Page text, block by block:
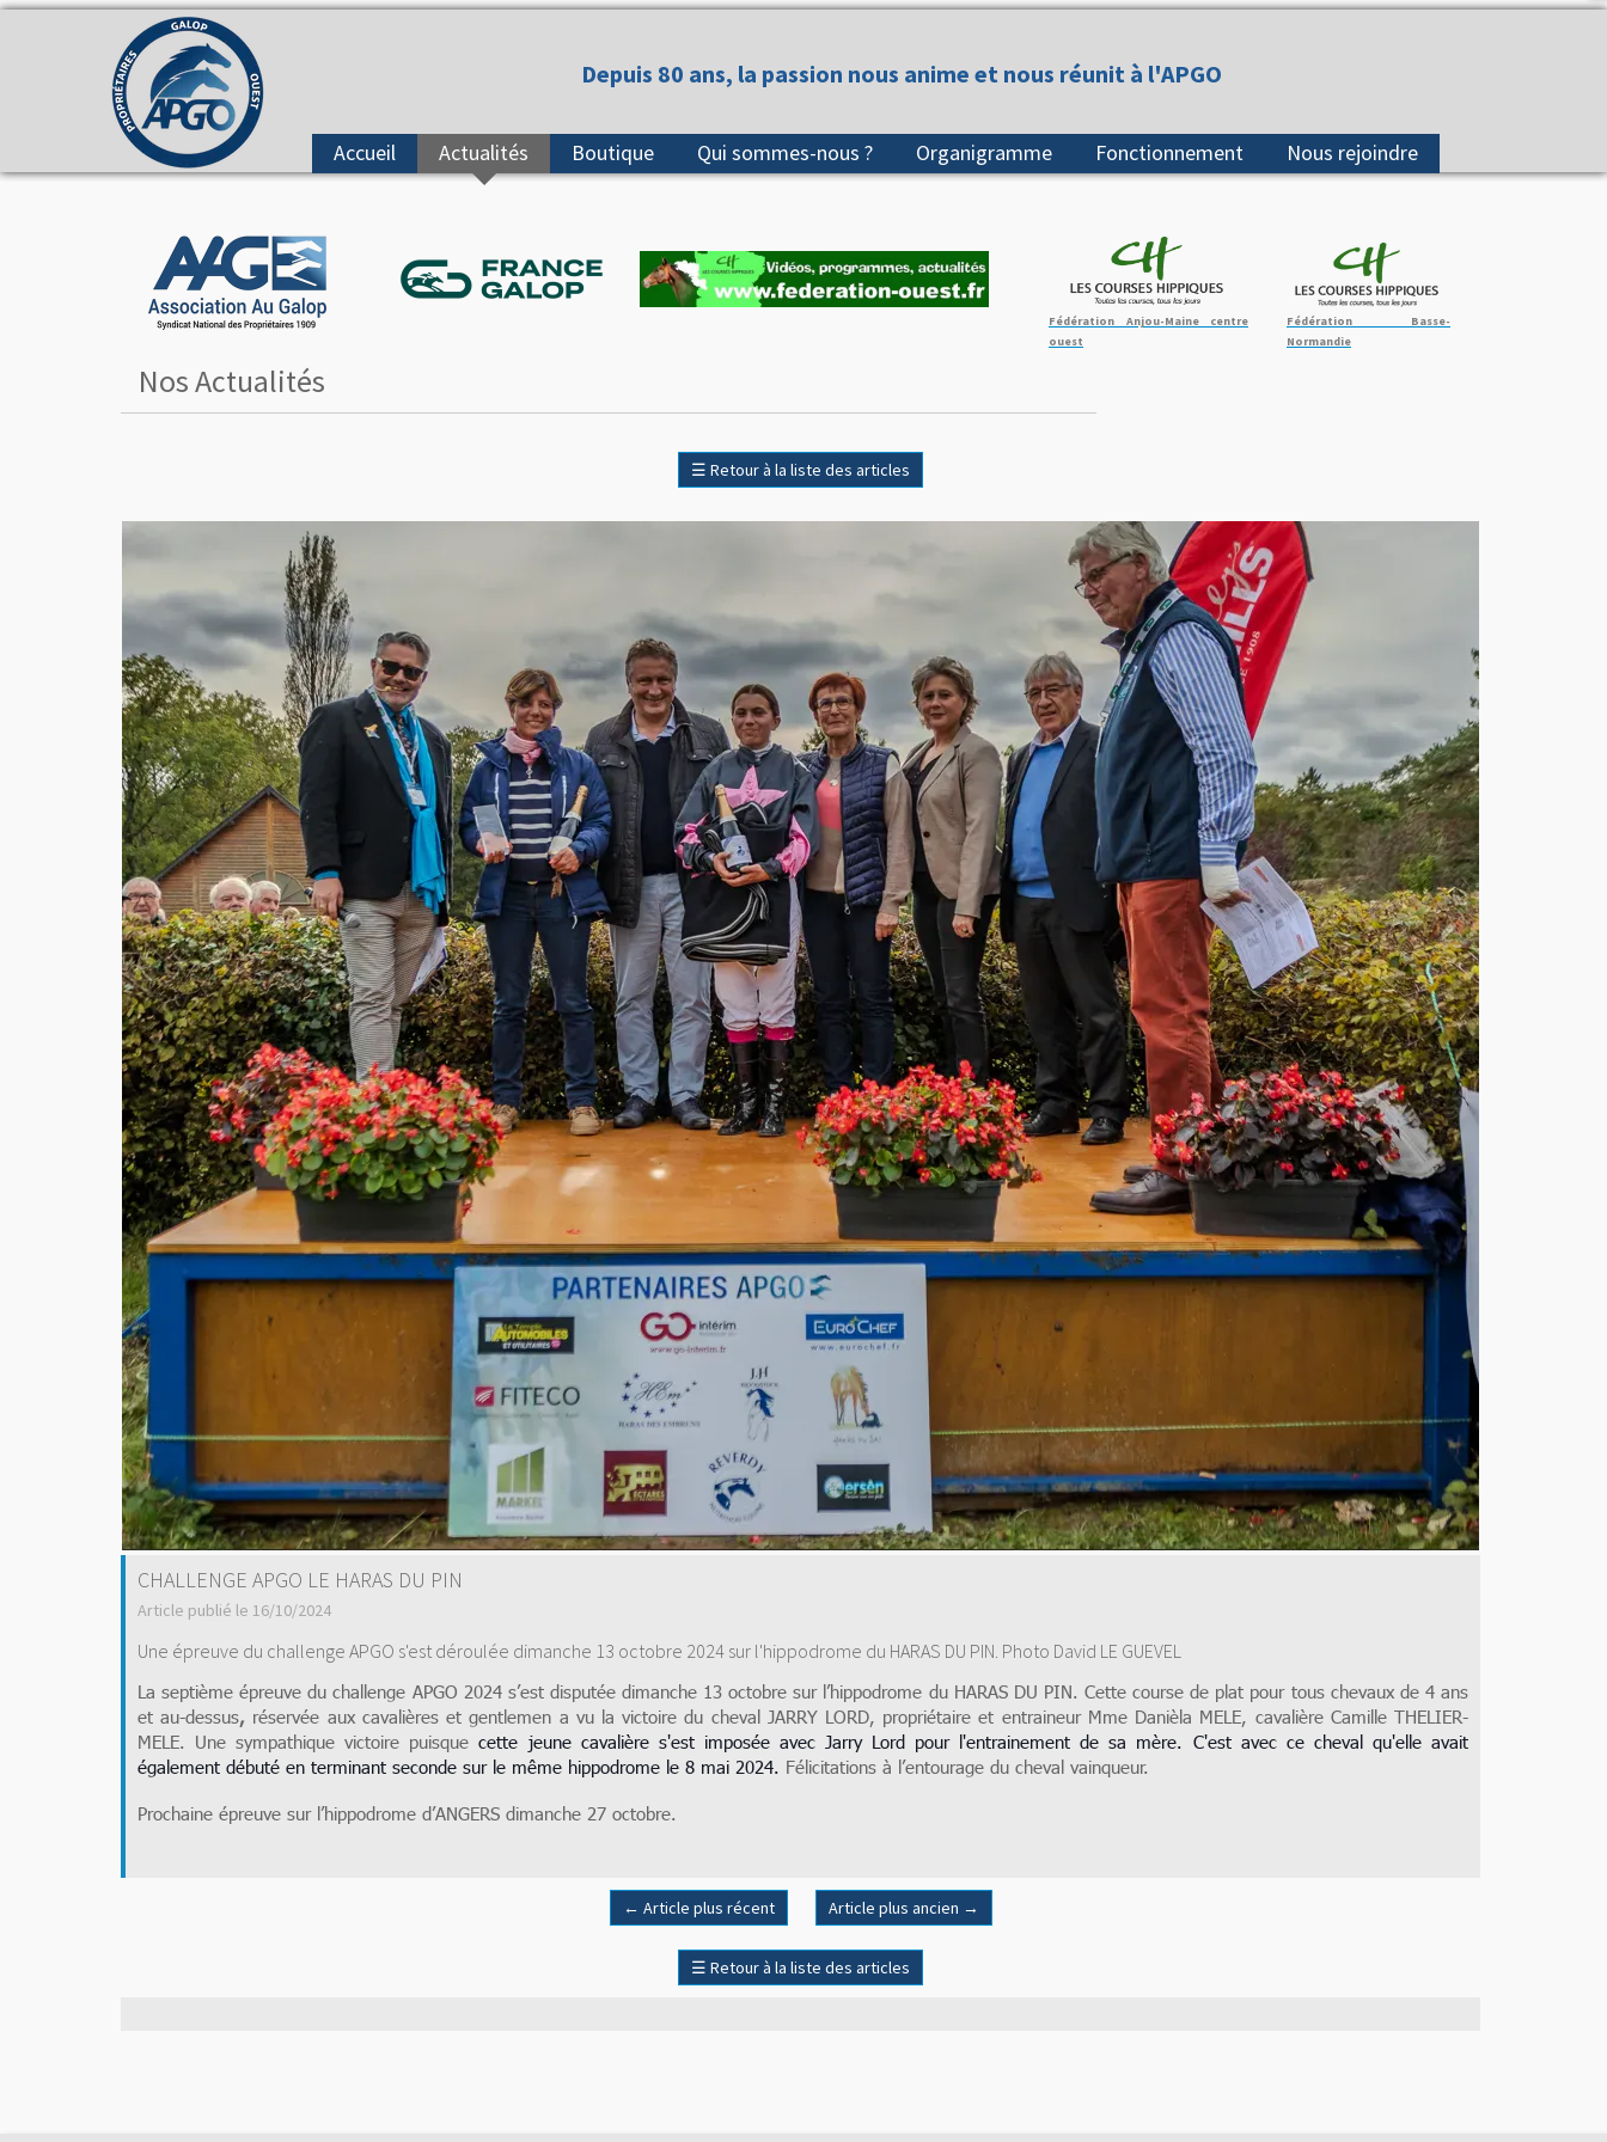
Accueil Actualités Boutique Qui sommes-nous ? Organigramme Fonctionnement Nous rejoindre
Depuis 80 ans, la passion nous anime et nous réunit à l'APGO
Fédération Basse-
Normandie
Fédération Anjou-Maine centre
ouest
Nos Actualités
☰ Retour à la liste des articles
CHALLENGE APGO LE HARAS DU PIN
Article publié le 16/10/2024
Une épreuve du challenge APGO s'est déroulée dimanche 13 octobre 2024 sur l'hippodrome du HARAS DU PIN. Photo David LE GUEVEL
La septième épreuve du challenge APGO 2024 s’est disputée dimanche 13 octobre sur l’hippodrome du HARAS DU PIN. Cette course de plat pour tous chevaux de 4 ans
et au-dessus, réservée aux cavalières et gentlemen a vu la victoire du cheval JARRY LORD, propriétaire et entraineur Mme Danièla MELE, cavalière Camille THELIER-
MELE. Une sympathique victoire puisquecette jeune cavalière s'est imposée avec Jarry Lord pour l'entrainement de sa mère. C'est avec ce cheval qu'elle avait
également débuté en terminant seconde sur le même hippodrome le 8 mai 2024. Félicitations à l’entourage du cheval vainqueur.
Prochaine épreuve sur l’hippodrome d’ANGERS dimanche 27 octobre.
← Article plus récent Article plus ancien →
☰ Retour à la liste des articles